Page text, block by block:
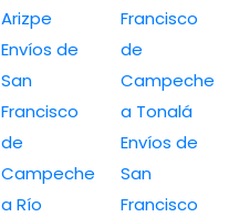
Arizpe
Envíos de
San
Francisco
de
Campeche
a Río
Francisco
de
Campeche
a Tonalá
Envíos de
San
Francisco